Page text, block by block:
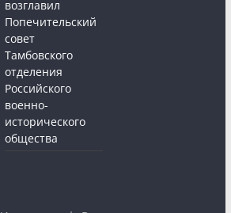
возглавил
Попечительский
совет
Тамбовского
отделения
Российского
военно-
исторического
общества